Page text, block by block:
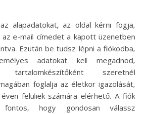
alapadatokat, az oldal kérni fogja,
e-mail címedet a kapott üzenetben
Ezután be tudsz lépni a fiókodba,
adatokat kell megadnod,
szeretnél
foglalja az életkor igazolását,
felüliek számára elérhető. A fiók
hogy gondosan válassz